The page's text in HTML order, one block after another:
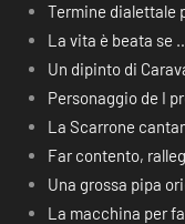
Termine dialettale
La vita è beata se
Un dipinto di
Personaggio de I
La Scarrone
Far contento,
Una grossa pipa
La macchina per